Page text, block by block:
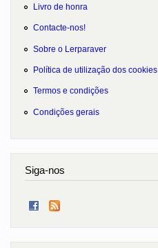
Livro de honra
Contacte-nos!
Sobre o Lerparaver
Política de utilização dos cookies
Termos e condições
Condições gerais
Siga-nos